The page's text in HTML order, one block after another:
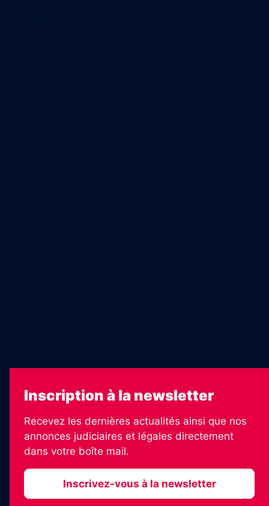
Inscription à la newsletter
Recevez les dernières actualités ainsi que nos
annonces judiciaires et légales directement
dans votre boîte mail.
Inscrivez-vous à la newsletter